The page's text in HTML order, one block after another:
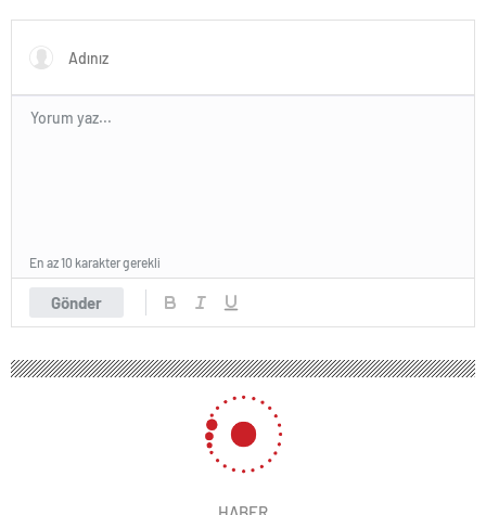
arasında inanılmaz final!
Gönder
En az 10 karakter gerekli
Van Bronckhorst’tan sürpriz sol bek
kararı! Beşiktaş-Antalyaspor maçının